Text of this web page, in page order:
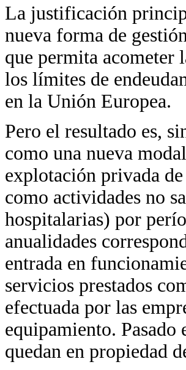
La justificación
nueva forma de
que permita acometer
los límites de
en la Unión Europea.
Pero el resultado es,
como una nueva
explotación privada
como actividades no
hospitalarias) por
anualidades
entrada en
servicios prestados
efectuada por las
equipamiento.
quedan en propiedad